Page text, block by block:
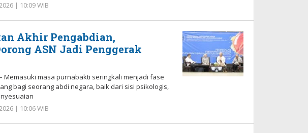
| 10:09 WIB
Akhir Pengabdian,
ASN Jadi Penggerak
– Memasuki masa purnabakti seringkali menjadi fase
bagi seorang abdi negara, baik dari sisi psikologis,
| 10:06 WIB